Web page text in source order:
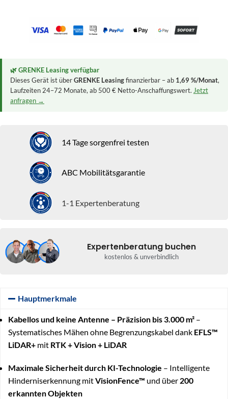
🌿 GRENKE Leasing verfügbar
Dieses Gerät ist überGRENKE Leasingfinanzierbar – ab 1,69 %/Monat,
Laufzeiten 24–72 Monate, ab 500 € Netto-Anschaffungswert. Jetzt
anfragen →
14 Tage sorgenfrei testen
ABC Mobilitätsgarantie
1-1 Expertenberatung
Expertenberatung buchen
kostenlos & unverbindlich
Hauptmerkmale
Kabellos und keine Antenne – Präzision bis 3.000 m² –
Systematisches Mähen ohne Begrenzungskabel dank EFLS™
LiDAR+ mit RTK + Vision + LiDAR
Maximale Sicherheit durch KI-Technologie – Intelligente
Hinderniserkennung mitVisionFence™ und über 200
erkannten Objekten